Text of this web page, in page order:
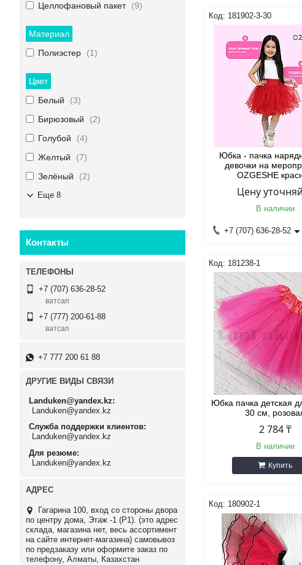
181902-3-30
Юбка - пачка
девочки на
OZGESHE
Цену
В наличии
+7 (707) 636-28-52
181238-1
Юбка пачка детская
30 см,
2 784 ₸
В наличии
Купить
180902-1
Целлофановый пакет
9
Материал
Полиэстер
1
Цвет
Белый
3
Бирюзовый
2
Голубой
4
Желтый
7
Зелёный
2
Еще 8
Контакты
+7 (707) 636-28-52
ватсап
+7 (777) 200-61-88
ватсап
+7 777 200 61 88
ДРУГИЕ ВИДЫ СВЯЗИ
Landuken@yandex.kz
Landuken@yandex.kz
Служба поддержки клиентов
Landuken@yandex.kz
Для резюме
Landuken@yandex.kz
Гагарина 100, вход со стороны двора
по центру дома, Этаж -1 (P1). (это адрес
склада, магазина нет, весь ассортимент
на сайте интернет-магазина) самовывоз
по предзаказу или оформите заказ по
телефону, Алматы, Казахстан